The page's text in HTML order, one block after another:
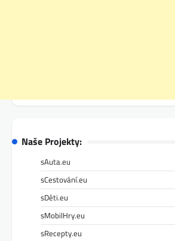
Naše Projekty:
sAuta.eu
sCestování.eu
sDěti.eu
sMobilHry.eu
sRecepty.eu